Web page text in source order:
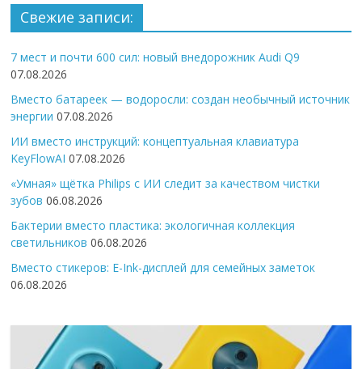
Свежие записи:
7 мест и почти 600 сил: новый внедорожник Audi Q9
07.08.2026
Вместо батареек — водоросли: создан необычный источник
энергии 07.08.2026
ИИ вместо инструкций: концептуальная клавиатура
KeyFlowAI 07.08.2026
«Умная» щётка Philips с ИИ следит за качеством чистки
зубов 06.08.2026
Бактерии вместо пластика: экологичная коллекция
светильников 06.08.2026
Вместо стикеров: E-Ink-дисплей для семейных заметок
06.08.2026